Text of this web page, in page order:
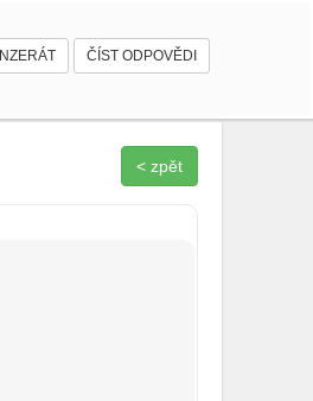
ČÍST ODPOVĚDI
< zpět